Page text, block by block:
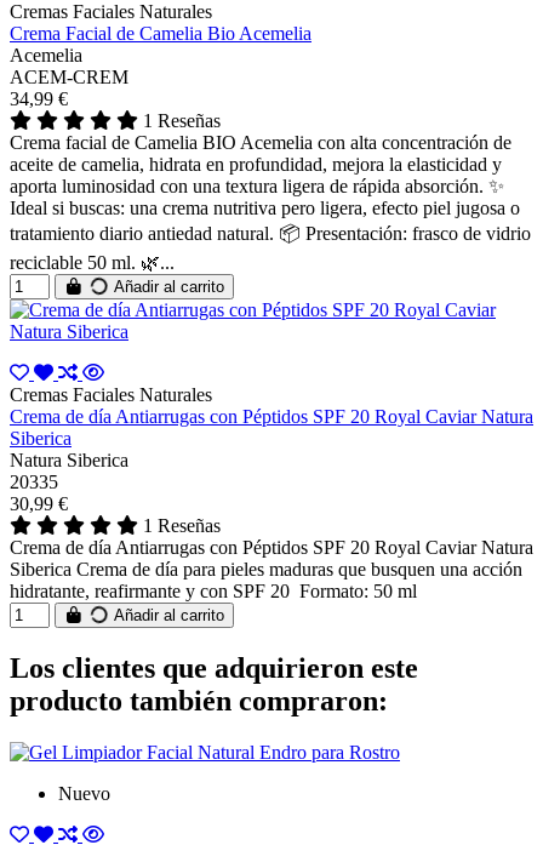
Cremas Faciales Naturales
Crema Facial de Camelia Bio Acemelia
Acemelia
ACEM-CREM
34,99 €
1 Reseñas
Crema facial de Camelia BIO Acemelia con alta concentración de
aceite de camelia, hidrata en profundidad, mejora la elasticidad y
aporta luminosidad con una textura ligera de rápida absorción. ✨
Ideal si buscas: una crema nutritiva pero ligera, efecto piel jugosa o
tratamiento diario antiedad natural. 📦 Presentación: frasco de vidrio
reciclable 50 ml. 🌿...
Añadir al carrito
Cremas Faciales Naturales
Crema de día Antiarrugas con Péptidos SPF 20 Royal Caviar Natura
Siberica
Natura Siberica
20335
30,99 €
1 Reseñas
Crema de día Antiarrugas con Péptidos SPF 20 Royal Caviar Natura
Siberica Crema de día para pieles maduras que busquen una acción
hidratante, reafirmante y con SPF 20 Formato: 50 ml
Añadir al carrito
Los clientes que adquirieron este
producto también compraron:
Nuevo